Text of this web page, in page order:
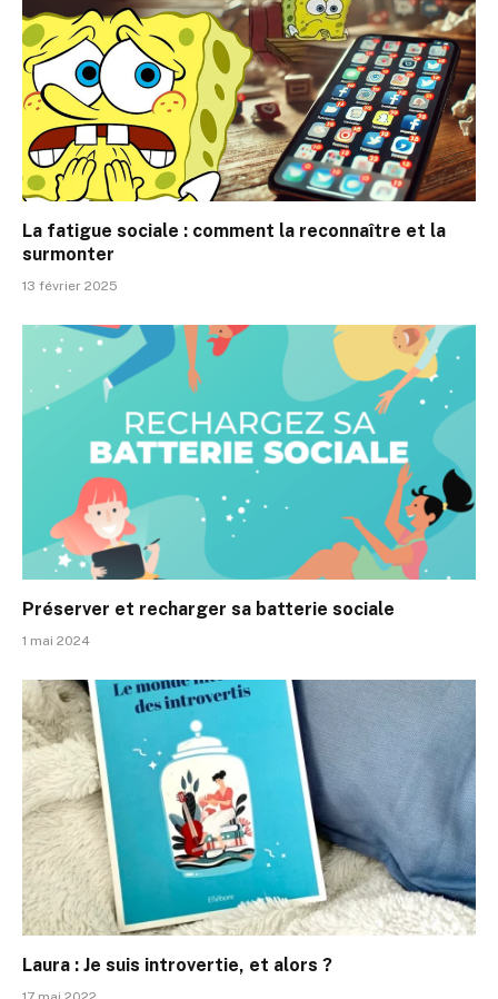
La fatigue sociale : comment la reconnaître et la
surmonter
13 février 2025
Préserver et recharger sa batterie sociale
1 mai 2024
Laura : Je suis introvertie, et alors ?